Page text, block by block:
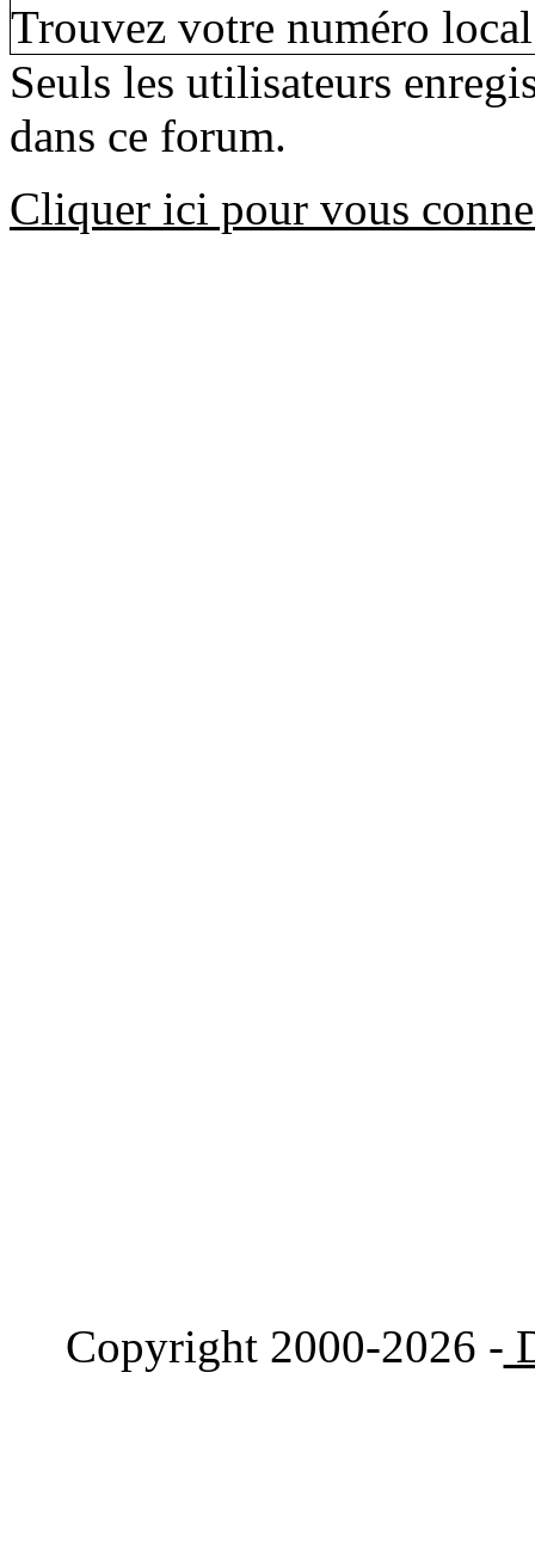
Trouvez votre numéro
Seuls les utilisateurs
dans ce forum.
Cliquer ici pour vous
Copyright 2000-2026 -